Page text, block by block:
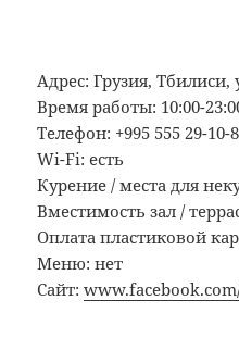
Адрес: Грузия, Тбилиси,
Время работы: 10:00-
Телефон: +995 555 29-10-
Wi-Fi: есть
Курение / места для
Вместимость зал /
Оплата пластиковой
Меню: нет
Сайт: